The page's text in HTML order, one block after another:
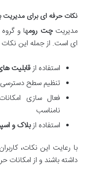
نکات حرفه ای برای مدیریت
مدیریتچت رومها و
ای است. از جمله این نکات
استفاده ازقابلیت
تنظیم سطح دسترسی
فعال سازی
نامناسب
استفاده ازبلاک و
با رعایت این نکات،
داشته باشند و از امکانات